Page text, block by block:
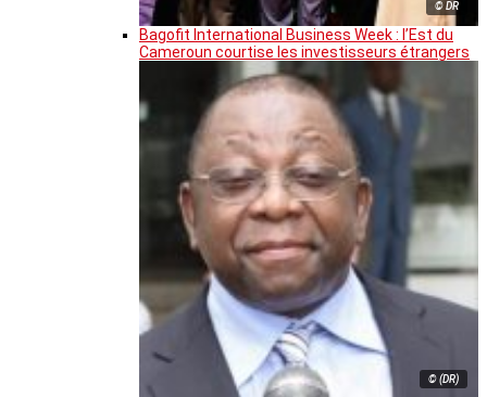
© DR
Bagofit International Business Week : l’Est du
Cameroun courtise les investisseurs étrangers
© (DR)